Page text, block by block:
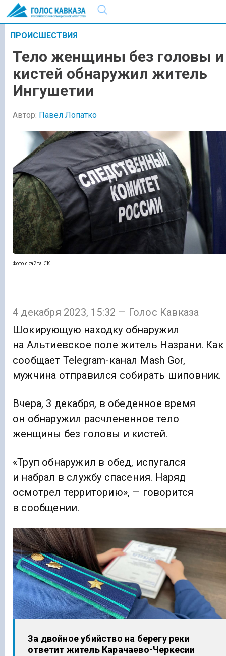
ПРОИСШЕСТВИЯ
Тело женщины без головы и
кистей обнаружил житель
Ингушетии
Автор: Павел Лопатко
Фото с сайта СК
4 декабря 2023, 15:32 — Голос Кавказа
Шокирующую находку обнаружил
на Альтиевское поле житель Назрани. Как
сообщает Telegram-канал Mash Gor,
мужчина отправился собирать шиповник.
Вчера, 3 декабря, в обеденное время
он обнаружил расчлененное тело
женщины без головы и кистей.
«Труп обнаружил в обед, испугался
и набрал в службу спасения. Наряд
осмотрел территорию», — говорится
в сообщении.
За двойное убийство на берегу реки
ответит житель Карачаево-Черкесии